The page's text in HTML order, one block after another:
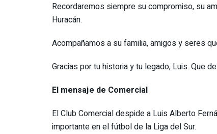
Recordaremos siempre su compromiso, su
Huracán.
Acompañamos a su familia, amigos y seres
Gracias por tu historia y tu legado, Luis. Que
El mensaje de Comercial
El Club Comercial despide a Luis Alberto
importante en el fútbol de la Liga del Sur.